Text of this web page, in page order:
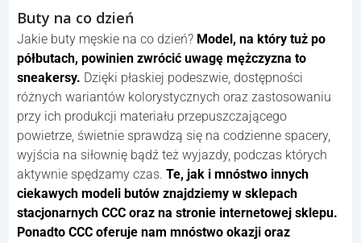
Buty na co dzień
Jakie buty męskie na co dzień? Model, na który tuż po
półbutach, powinien zwrócić uwagę mężczyzna to
sneakersy. Dzięki płaskiej podeszwie, dostępności
różnych wariantów kolorystycznych oraz zastosowaniu
przy ich produkcji materiału przepuszczającego
powietrze, świetnie sprawdzą się na codzienne spacery,
wyjścia na siłownię bądź też wyjazdy, podczas których
aktywnie spędzamy czas.Te, jak i mnóstwo innych
ciekawych modeli butów znajdziemy w sklepach
stacjonarnych CCC oraz na stronie internetowej sklepu.
Ponadto CCC oferuje nam mnóstwo okazji oraz